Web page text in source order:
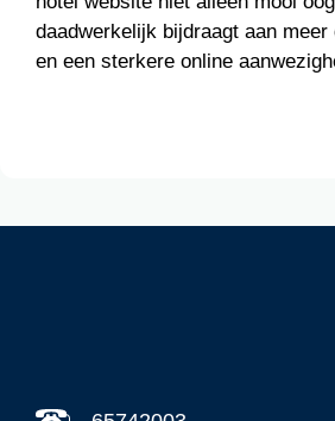
daadwerkelijk bijdraagt aan
en een sterkere online